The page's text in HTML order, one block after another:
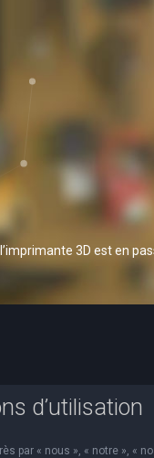
3D est en
d’utilisation
par « nous », « notre », «